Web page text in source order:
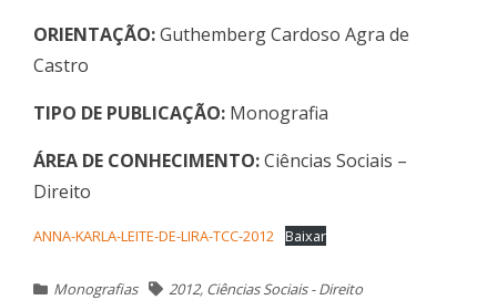
ORIENTAÇÃO:Guthemberg Cardoso Agra de
Castro
TIPO DE PUBLICAÇÃO: Monografia
ÁREA DE CONHECIMENTO:Ciências Sociais –
Direito
ANNA-KARLA-LEITE-DE-LIRA-TCC-2012 Baixar
Monografias 2012, Ciências Sociais - Direito